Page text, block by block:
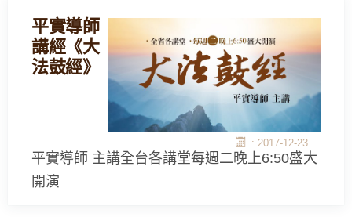
平實導師
講經《大
法鼓經》
: 2017-12-23
平實導師 主講全台各講堂每週二晚上6:50盛大
開演